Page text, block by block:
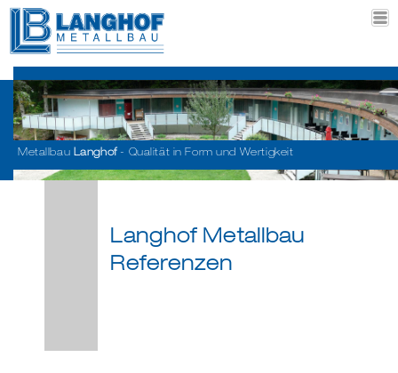
Metallbau Langhof- Qualität in Form und Wertigkeit
Langhof Metallbau
Referenzen